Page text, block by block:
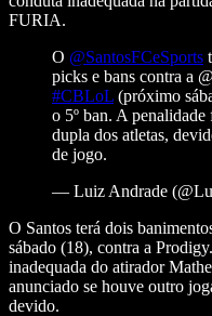
FURIA.
O @SantosFCeSports
picks e bans contra a
#CBLoL (próximo
o 5º ban. A
dupla dos atletas,
de jogo.
— Luiz Andrade
O Santos terá dois
sábado (18), contra a
inadequada do atirador
anunciado se houve outro
devido.